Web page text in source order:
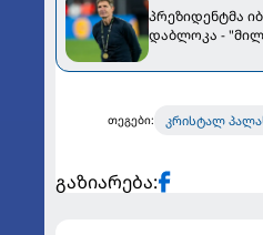
პრეზიდენტმა
დაბლოკა -
თეგები: კრისტალ
გაზიარება: